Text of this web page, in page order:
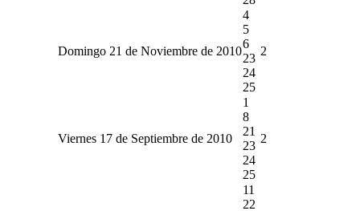
Domingo 21 de Noviembre de 2010
4
5
6
23
24
25
2
Viernes 17 de Septiembre de 2010
1
8
21
23
24
25
2
11
22